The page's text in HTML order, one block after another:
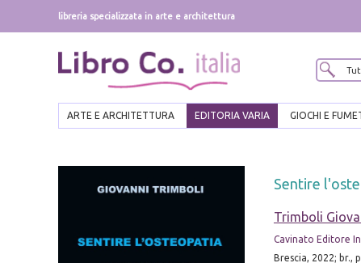
libreria specializzata in arte e architettura
ARTE E ARCHITETTURA EDITORIA VARIA GIOCHI E
Sentire
Trimboli
Cavinato Editore
Brescia, 2022; br.,